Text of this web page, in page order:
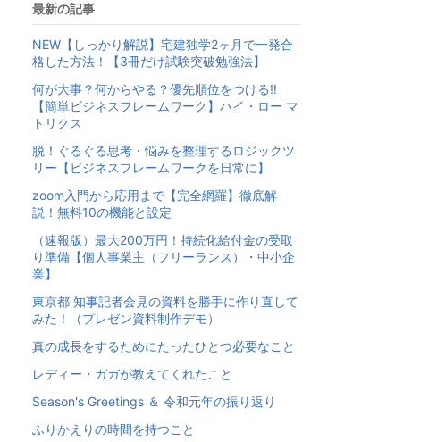
最新の記事
NEW【しっかり解説】宅建独学2ヶ月で一発合
格した方法！【3冊だけ試験突破勉強法】
何が大事？何からやる？優先順位をつける‼️
【簡単ビジネスフレームワーク】ハイ・ロー マ
トリクス
脱！ぐるぐる思考・悩みを整理するロジックツ
リー【ビジネスフレームワークを日常に】
zoom入門から応用まで【完全網羅】徹底解
説！無料10の機能と設定
（速報版）最大200万円！持続化給付金の受取
り準備【個人事業主（フリーランス）・中小企
業】
東京都 知事記者会見の資料を勝手に作り直して
みた！（プレゼン資料制作デモ）
真の成長をするためにたったひとつ必要なこと
レディー・ガガが教えてくれたこと
Season's Greetings ＆ 令和元年の振り返り
ふりかえりの時間を持つこと